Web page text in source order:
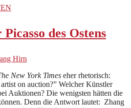
des Ostens
Hirn
New York Times eher rhetorisch:
on auction?” Welcher Künstler
Auktionen? Die wenigsten hätten die
Denn die Antwort lautet: Zhang